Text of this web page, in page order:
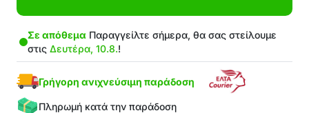
Σε απόθεμα Παραγγείλτε σήμερα, θα σας στείλουμε
στις Δευτέρα, 10.8.!
Γρήγορη ανιχνεύσιμη παράδοση
Πληρωμή κατά την παράδοση